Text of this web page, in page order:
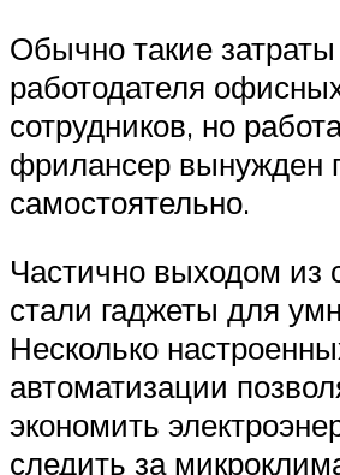
Обычно такие
работодателя
сотрудников, но
фрилансер вынужден
самостоятельно.
Частично выходом из
стали гаджеты для
Несколько
автоматизации
экономить
следить за